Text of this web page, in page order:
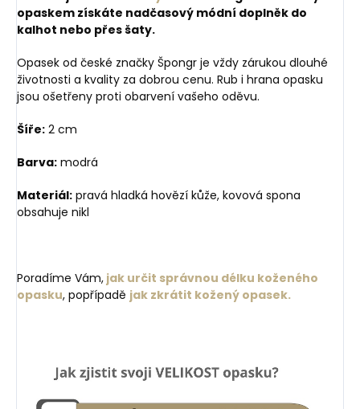
opaskem získáte nadčasový módní doplněk do
kalhot nebo přes šaty.
Opasek od české značky Špongr je vždy zárukou dlouhé
životnosti a kvality za dobrou cenu. Rub i hrana opasku
jsou ošetřeny proti obarvení vašeho oděvu.
Šíře: 2 cm
Barva: modrá
Materiál: pravá hladká hovězí kůže, kovová spona
obsahuje nikl
Poradíme Vám, jak určit správnou délku koženého
opasku, popřípadě jak zkrátit kožený opasek.